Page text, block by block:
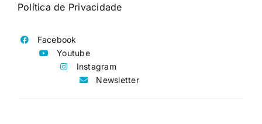
Política de Privacidade
Facebook
Youtube
Instagram
Newsletter